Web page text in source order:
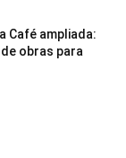
Café ampliada:
obras para